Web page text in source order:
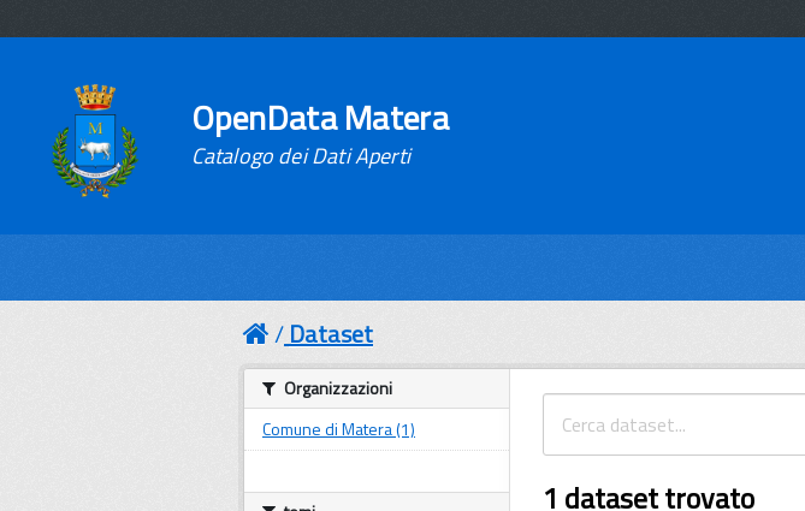
OpenData Matera
Catalogo dei Dati Aperti
Dataset
1 dataset trovato
Organizzazioni
Comune di Matera (1)